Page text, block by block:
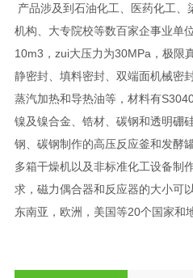
产品涉及到石油化工、医药化工
机构、大专院校等数百家企事业单
10m3，zui大压力为30MPa，极限
静密封、填料密封、双端面机械密
蒸汽加热和导热油等，材料有
镍及镍合金、锆材、碳钢和透明硼
钢、碳钢制作的高压反应釜和发酵
多箱干燥机以及非标准化工设备制
求，磁力偶合器和反应器的大小可
东南亚，欧洲，美国等20个国家和